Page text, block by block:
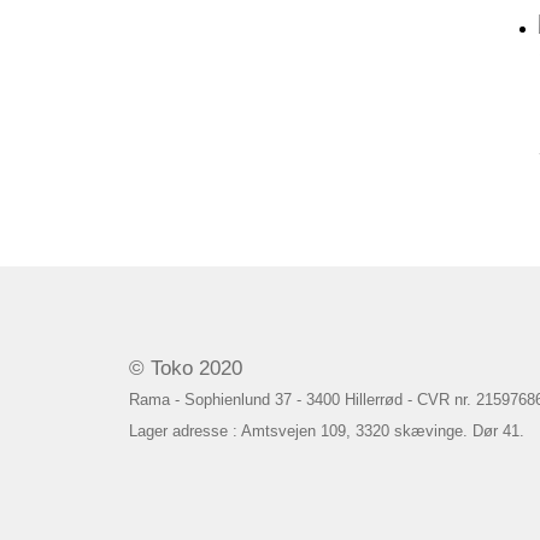
© Toko 2020
Rama - Sophienlund 37 - 3400 Hillerrød - CVR nr.
Lager adresse : Amtsvejen 109, 3320 skævinge. Dør 41.